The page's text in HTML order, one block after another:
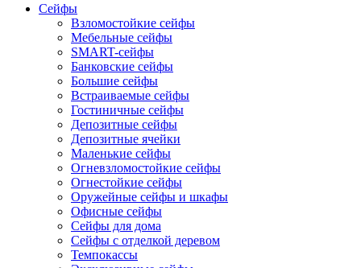
Сейфы
Взломостойкие сейфы
Мебельные сейфы
SMART-сейфы
Банковские сейфы
Большие сейфы
Встраиваемые сейфы
Гостиничные сейфы
Депозитные сейфы
Депозитные ячейки
Маленькие сейфы
Огневзломостойкие сейфы
Огнестойкие сейфы
Оружейные сейфы и шкафы
Офисные сейфы
Сейфы для дома
Сейфы с отделкой деревом
Темпокассы